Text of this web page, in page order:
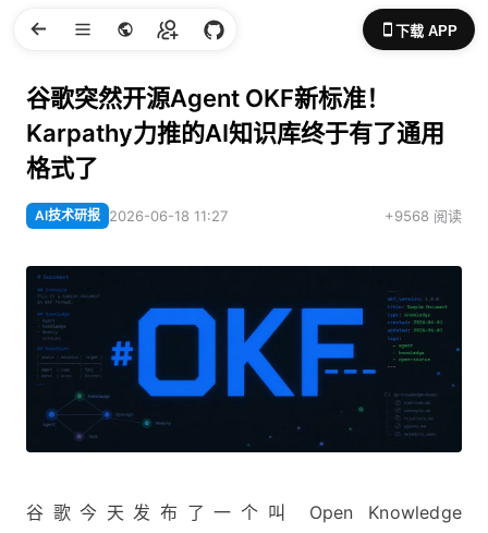
下载 APP
谷歌突然开源Agent OKF新标准！
Karpathy力推的AI知识库终于有了通用
格式了
AI技术研报 2026-06-18 11:27 +9568 阅读
谷歌今天发布了一个叫 Open Knowledge